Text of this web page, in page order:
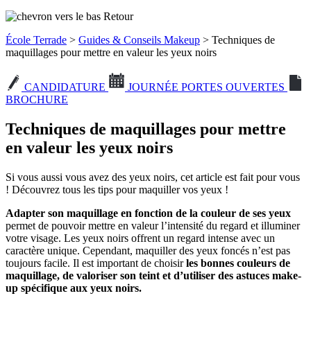
Retour
École Terrade > Guides & Conseils Makeup > Techniques de
maquillages pour mettre en valeur les yeux noirs
CANDIDATURE
JOURNÉE PORTES OUVERTES
BROCHURE
Techniques de maquillages pour mettre
en valeur les yeux noirs
Si vous aussi vous avez des yeux noirs, cet article est fait pour vous
! Découvrez tous les tips pour maquiller vos yeux !
Adapter son maquillage en fonction de la couleur de ses yeux
permet de pouvoir mettre en valeur l’intensité du regard et illuminer
votre visage. Les yeux noirs offrent un regard intense avec un
caractère unique. Cependant, maquiller des yeux foncés n’est pas
toujours facile. Il est important de choisirles bonnes couleurs de
maquillage, de valoriser son teint et d’utiliser des astuces make-
up spécifique aux yeux noirs.